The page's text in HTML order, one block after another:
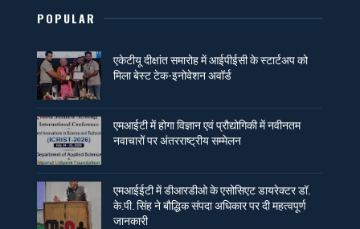
POPULAR
एकेटीयू दीक्षांत समारोह में आईपीईसी के स्टार्टअप को
मिला बेस्ट टेक-इनोवेशन अवॉर्ड
एमआईटी में होगा विज्ञान एवं प्रौद्योगिकी में नवीनतम
नवाचारों पर अंतरराष्ट्रीय सम्मेलन
एमआईईटी में डीआरडीओ के एसोसिएट डायरेक्टर डॉ.
के.पी. सिंह ने बौद्धिक संपदा अधिकार पर दी महत्वपूर्ण
जानकारी